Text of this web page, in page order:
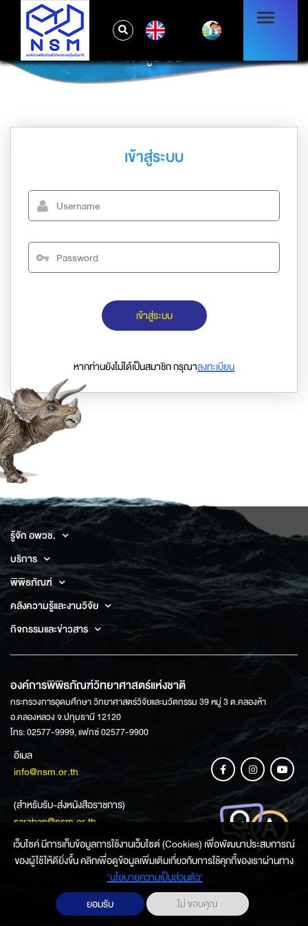
เข้าสู่ระบบ
เข้าสู่ระบบ
เข้าสู่ระบบ
หากท่านยังไม่ได้เป็นสมาชิก กรุณาลงทะเบียน
รู้จัก อพวช.
บริการ
พิพิธภัณฑ์
คลังความรู้และงานวิจัย
กิจกรรมและข่าวสาร
องค์การพิพิธภัณฑ์วิทยาศาสตร์แห่งชาติ
กระทรวงการอุดมศึกษา วิทยาศาสตร์วิจัยและนวัตกรรม 39 หมู่ 3 ต.คลองห้า
อ.คลองหลวง จ.ปทุมธานี 12120
โทร: 02577-9999, แฟกซ์ 02577-9900
อีเมล
info@nsm.or.th
(สำหรับรับ-ส่งหนังสือราชการ)
saraban@nsm.or.th
ช่องทางการสอบถามข้อมูล
เว็บไซค์ มีการเก็บข้อมูลการใช้งานเว็บไซต์ (Cookies) เพื่อพัฒนาประสบการณ์
ของผู้ใช้ให้ดียิ่งขึ้น คลิกเพื่อดูข้อมูลเพิ่มเติมเกี่ยวกับการใช้คุกกี้ของเราผ่านทาง
‘นโยบายความเป็นส่วนตัว'
ยอมรับ
ไม่ ขอบคุณ